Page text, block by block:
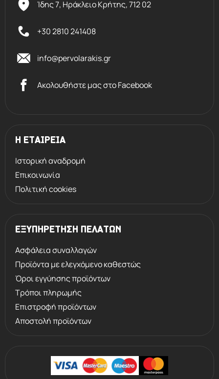
Ίδης 7, Ηράκλειο Kρήτης,712 02
+30 2810 241408
info@pervolarakis.gr
Ακολουθήστε μας στο Facebook
Η ΕΤΑΙΡΕΙΑ
Ιστορική αναδρομή
Επικοινωνία
Πολιτική cookies
ΕΞΥΠΗΡΕΤΗΣΗ ΠΕΛΑΤΩΝ
Ασφάλεια συναλλαγών
Προϊόντα με ελεγχόμενο καθεστώς
Όροι εγγύησης προϊόντων
Τρόποι πληρωμής
Επιστροφή προϊόντων
Αποστολή προϊόντων